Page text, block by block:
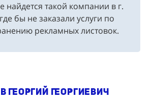
найдется такой компании в г.
бы не заказали услуги по
рекламных листовок.
Георгий Георгиевич